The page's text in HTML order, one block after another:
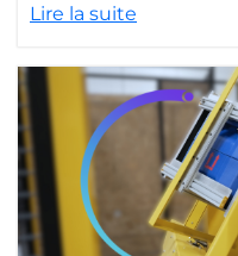
Lire la suite